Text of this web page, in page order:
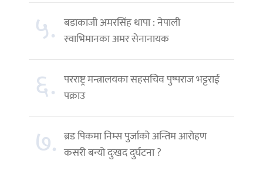
५. बडाकाजी अमरसिंह थापा : नेपाली
स्वाभिमानका अमर सेनानायक
६. परराष्ट्र मन्त्रालयका सहसचिव पुष्पराज भट्टराई
पक्राउ
७. ब्रड पिकमा निम्स पुर्जाको अन्तिम आरोहण
कसरी बन्यो दुःखद दुर्घटना ?